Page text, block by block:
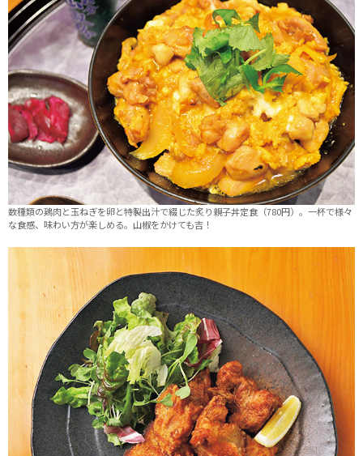
数種類の鶏肉と玉ねぎを卵と特製出汁で綴じた炙り親子丼定食（780円）。一杯で様々
な食感、味わい方が楽しめる。山椒をかけても吉！